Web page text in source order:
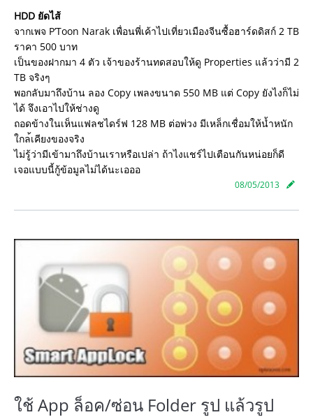
HDD ยัดไส้
จากเพจ P’Toon Narak เพื่อนพี่เค้าไปเที่ยวเมืองจีนซื้อฮาร์ดดิสก์ 2 TB
ราคา 500 บาท
เป็นของฝากมา 4 ตัว เจ้าของร้านทดสอบให้ดู Properties แล้วว่ามี 2
TB จริงๆ
พอกลับมาถึงบ้าน ลอง Copy เพลงขนาด 550 MB แต่ Copy ยังไงก็ไม่
ได้ จึงเอาไปให้ช่างดู
ถอดข้างในเห็นแฟลชไดร์ฟ 128 MB ต่อพ่วง มีเหล็กเชื่อมให้น้ำหนัก
ใกล้เคียงของจริง
ไม่รู้ว่ามีเข้ามาถึงบ้านเราหรือเปล่า ถ้าไงแชร์ไปเตือนกันหน่อยก็ดี
เจอแบบนี้กู้ข้อมูลไม่ได้นะเอออ
08/05/2013
ใช้ App ล็อค/ซ่อน Folder รูป แล้วรูป